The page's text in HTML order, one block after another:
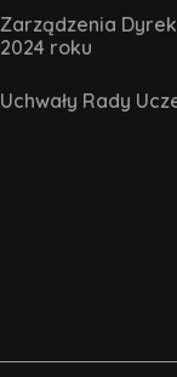
Zarządzenia
2024 roku
Uchwały Rady